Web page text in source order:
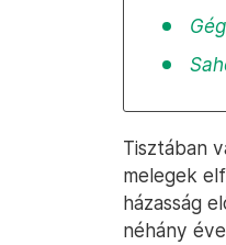
Tisztában
melegek
házasság
néhány